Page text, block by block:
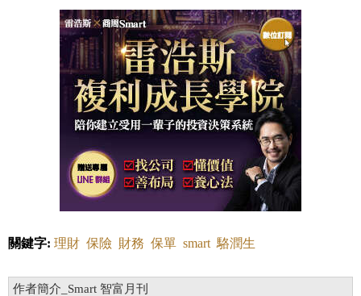
關鍵字: 理財 保險 財務 保單 smart 駱潤生
作者簡介_Smart 智富月刊